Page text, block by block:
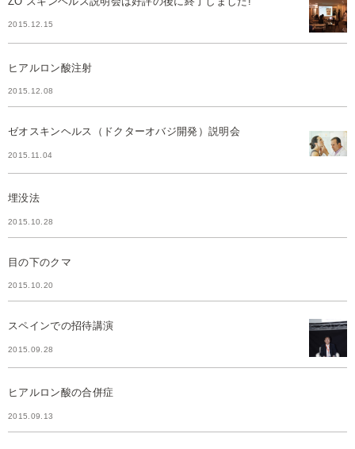
2015.12.15
ヒアルロン酸注射
2015.12.08
ゼオスキンヘルス（ドクターオバジ開発）説明会
2015.11.04
埋没法
2015.10.28
目の下のクマ
2015.10.20
スペインでの招待講演
2015.09.28
ヒアルロン酸の合併症
2015.09.13